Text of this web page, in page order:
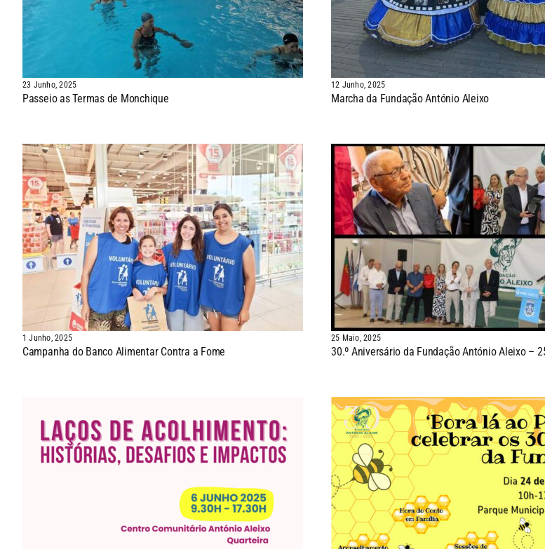
23 Junho, 2025
Passeio as Termas de Monchique
12 Junho, 2025
Marcha da Fundação António Aleixo
1 Junho, 2025
Campanha do Banco Alimentar Contra a Fome
25 Maio, 2025
30.º Aniversário da Fundação António Aleixo –